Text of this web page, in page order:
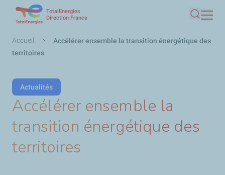
contenu
TotalEnergies
Direction France
Fil
d'Ariane
Accueil
Accélérer ensemble la transition énergétique des
territoires
Actualités
Accélérer ensemble la
transition énergétique des
territoires